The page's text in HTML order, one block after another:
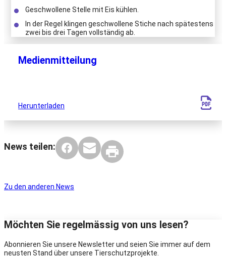
Geschwollene Stelle mit Eis kühlen.
In der Regel klingen geschwollene Stiche nach spätestens
zwei bis drei Tagen vollständig ab.
Medienmitteilung
Herunterladen
News teilen:
Zu den anderen News
Möchten Sie regelmässig von uns lesen?
Abonnieren Sie unsere Newsletter und seien Sie immer auf dem
neusten Stand über unsere Tierschutzprojekte.